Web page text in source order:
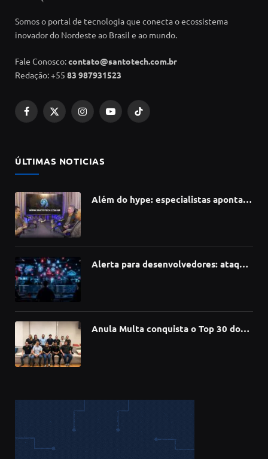
Somos o portal de tecnologia que conecta o ecossistema
inovador do Nordeste ao Brasil e ao mundo.
Fale Conosco:contato@santotech.com.br
Redação: +55 83 987931523
Facebook
X
InstagramYouTubeTikTok
ÚLTIMAS NOTICIAS
Além do hype: especialistas apontam
Alerta para desenvolvedores: ataque
Anula Multa conquista o Top 30 do